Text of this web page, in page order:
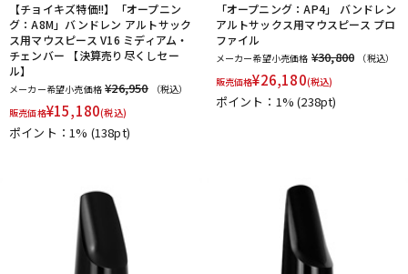
【チョイキズ特価!!】「オープニン
グ：A8M」バンドレン アルトサック
ス用マウスピース V16 ミディアム・
チェンバー 【決算売り尽くしセー
ル】
メーカー希望小売価格 ¥26,950
（税込）
販売価格¥15,180(税込)
ポイント：1% (138pt)
「オープニング：AP4」 バンドレン
アルトサックス用マウスピース プロ
ファイル
メーカー希望小売価格 ¥30,800
（税込）
販売価格¥26,180(税込)
ポイント：1%(238pt)